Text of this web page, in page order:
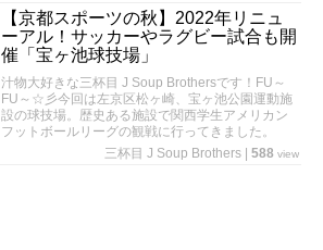
【京都スポーツの秋】2022年リニュ
ーアル！サッカーやラグビー試合も開
催「宝ヶ池球技場」
汁物大好きな三杯目 J Soup Brothersです！FU～
FU～☆彡今回は左京区松ヶ崎、宝ヶ池公園運動施
設の球技場。歴史ある施設で関西学生アメリカン
フットボールリーグの観戦に行ってきました。
三杯目 J Soup Brothers
588 view